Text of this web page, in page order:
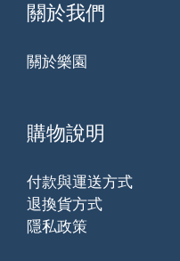
關於我們
關於樂園
購物說明
付款與運送方式
退換貨方式
隱私政策